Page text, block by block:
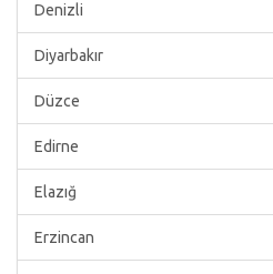
Denizli
Diyarbakır
Düzce
Edirne
Elazığ
Erzincan